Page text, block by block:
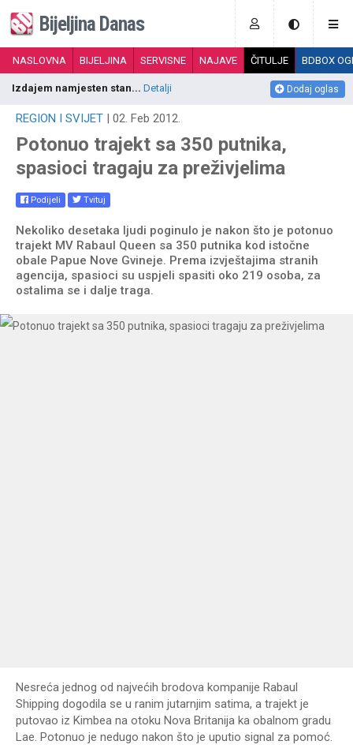
Bijeljina Danas
NASLOVNA BIJELJINA SERVISNE NAJAVE ČITULJE BDBOX
Dodaj oglas
Izdajem namjesten stan... Detalji
REGION I SVIJET | 02. Feb 2012.
Potonuo trajekt sa 350 putnika,
spasioci tragaju za preživjelima
Podijeli Tvituj
Nekoliko desetaka ljudi poginulo je nakon što je potonuo
trajekt MV Rabaul Queen sa 350 putnika kod istočne
obale Papue Nove Gvineje. Prema izvještajima stranih
agencija, spasioci su uspjeli spasiti oko 219 osoba, za
ostalima se i dalje traga.
Nesreća jednog od najvećih brodova kompanije Rabaul
Shipping dogodila se u ranim jutarnjim satima, a trajekt je
putovao iz Kimbea na otoku Nova Britanija ka obalnom gradu
Lae. Potonuo je nedugo nakon što je uputio signal za pomoć.